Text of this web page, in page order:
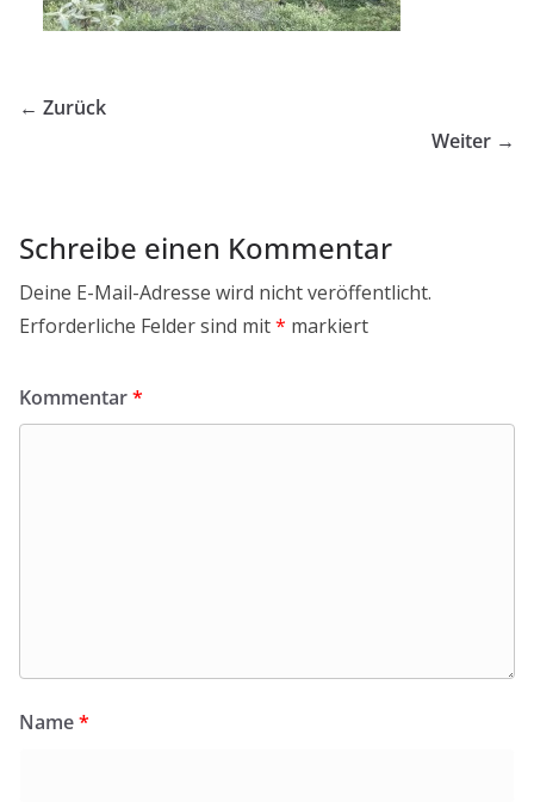
← Zurück
Weiter →
Schreibe einen Kommentar
Deine E-Mail-Adresse wird nicht veröffentlicht.
Erforderliche Felder sind mit* markiert
Kommentar*
Name*